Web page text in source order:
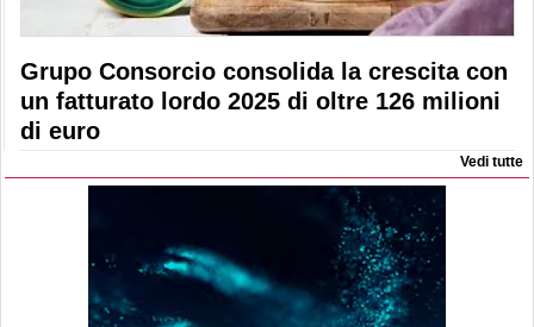
Grupo Consorcio consolida la crescita con
un fatturato lordo 2025 di oltre 126 milioni
di euro
Vedi tutte